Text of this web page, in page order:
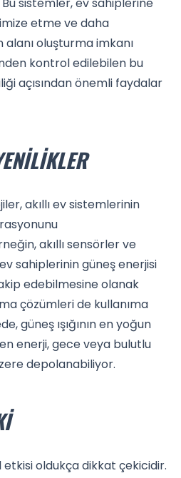
etme ve daha
oluşturma imkanı
kontrol edilebilen bu
açısından önemli faydalar
akıllı ev sistemlerinin
akıllı sensörler ve
sahiplerinin güneş enerjisi
edebilmesine olanak
çözümleri de kullanıma
güneş ışığının en yoğun
enerji, gece veya bulutlu
depolanabiliyor.
oldukça dikkat çekicidir.